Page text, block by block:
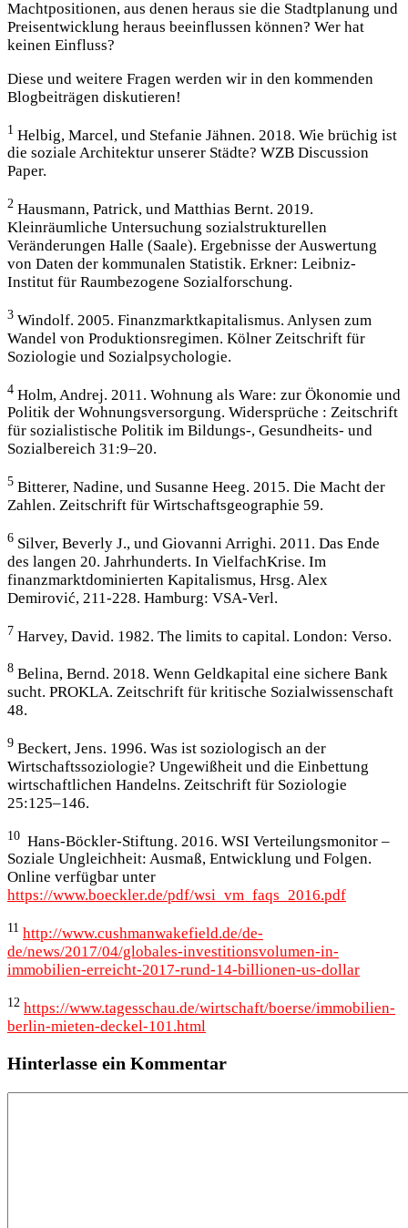
Machtpositionen, aus denen heraus sie die Stadtplanung und
Preisentwicklung heraus beeinflussen können? Wer hat
keinen Einfluss?
Diese und weitere Fragen werden wir in den kommenden
Blogbeiträgen diskutieren!
1 Helbig, Marcel, und Stefanie Jähnen. 2018. Wie brüchig ist
die soziale Architektur unserer Städte? WZB Discussion
Paper.
2 Hausmann, Patrick, und Matthias Bernt. 2019.
Kleinräumliche Untersuchung sozialstrukturellen
Veränderungen Halle (Saale). Ergebnisse der Auswertung
von Daten der kommunalen Statistik. Erkner: Leibniz-
Institut für Raumbezogene Sozialforschung.
3 Windolf. 2005. Finanzmarktkapitalismus. Anlysen zum
Wandel von Produktionsregimen. Kölner Zeitschrift für
Soziologie und Sozialpsychologie.
4 Holm, Andrej. 2011. Wohnung als Ware: zur Ökonomie und
Politik der Wohnungsversorgung. Widersprüche : Zeitschrift
für sozialistische Politik im Bildungs-, Gesundheits- und
Sozialbereich 31:9–20.
5 Bitterer, Nadine, und Susanne Heeg. 2015. Die Macht der
Zahlen. Zeitschrift für Wirtschaftsgeographie 59.
6 Silver, Beverly J., und Giovanni Arrighi. 2011. Das Ende
des langen 20. Jahrhunderts. In VielfachKrise. Im
finanzmarktdominierten Kapitalismus, Hrsg. Alex
Demirović, 211-228. Hamburg: VSA-Verl.
7 Harvey, David. 1982. The limits to capital. London: Verso.
8 Belina, Bernd. 2018. Wenn Geldkapital eine sichere Bank
sucht. PROKLA. Zeitschrift für kritische Sozialwissenschaft
48.
9 Beckert, Jens. 1996. Was ist soziologisch an der
Wirtschaftssoziologie? Ungewißheit und die Einbettung
wirtschaftlichen Handelns. Zeitschrift für Soziologie
25:125–146.
10 Hans-Böckler-Stiftung. 2016. WSI Verteilungsmonitor –
Soziale Ungleichheit: Ausmaß, Entwicklung und Folgen.
Online verfügbar unter
https://www.boeckler.de/pdf/wsi_vm_faqs_2016.pdf
11 http://www.cushmanwakefield.de/de-
de/news/2017/04/globales-investitionsvolumen-in-
immobilien-erreicht-2017-rund-14-billionen-us-dollar
12 https://www.tagesschau.de/wirtschaft/boerse/immobilien-
berlin-mieten-deckel-101.html
Hinterlasse ein Kommentar